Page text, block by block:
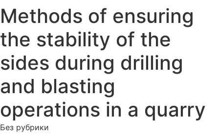
Methods of ensuring
the stability of the
sides during drilling
and blasting
operations in a quarry
Без рубрики